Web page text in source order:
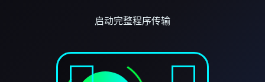
启动完整程序传输